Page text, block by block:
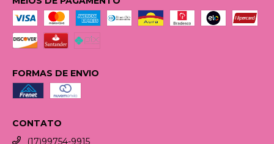
FORMAS DE ENVIO
CONTATO
(17)99754-9915